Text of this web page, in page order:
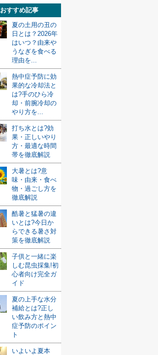
おすすめ記事
夏の土用の丑の
日とは？2026年
はいつ？由来や
うなぎを食べる
理由を...
熱中症予防に効
果的な冷却法と
は?手のひら冷
却・前腕冷却の
やり方を...
打ち水とは?効
果・正しいやり
方・最適な時間
帯を徹底解説
大暑とは?意
味・由来・食べ
物・過ごし方を
徹底解説
酷暑と猛暑の違
いとは?今日か
らできる暑さ対
策を徹底解説
子供と一緒に楽
しむ昆虫採集!初
心者向け完全ガ
イド
夏の上手な水分
補給とは?正し
い飲み方と熱中
症予防のポイン
ト
いよいよ夏本